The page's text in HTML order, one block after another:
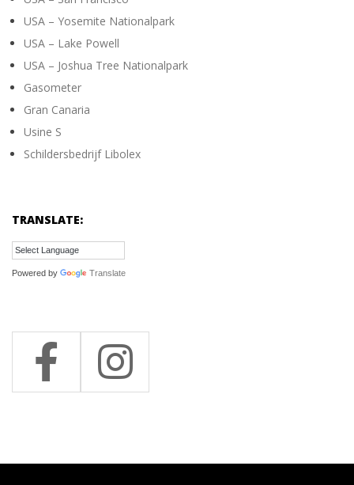
USA – Yosemite Nationalpark
USA – Lake Powell
USA – Joshua Tree Nationalpark
Gasometer
Gran Canaria
Usine S
Schildersbedrijf Libolex
TRANSLATE:
Powered by Translate